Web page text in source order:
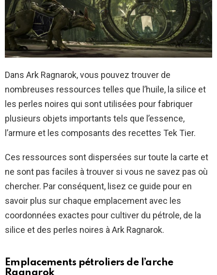
Dans Ark Ragnarok, vous pouvez trouver de
nombreuses ressources telles que l’huile, la silice et
les perles noires qui sont utilisées pour fabriquer
plusieurs objets importants tels que l’essence,
l’armure et les composants des recettes Tek Tier.
Ces ressources sont dispersées sur toute la carte et
ne sont pas faciles à trouver si vous ne savez pas où
chercher. Par conséquent, lisez ce guide pour en
savoir plus sur chaque emplacement avec les
coordonnées exactes pour cultiver du pétrole, de la
silice et des perles noires à Ark Ragnarok.
Emplacements pétroliers de l’arche
Ragnarok